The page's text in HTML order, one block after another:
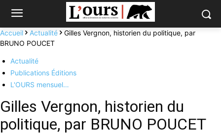
Accueil Actualité
Gilles Vergnon, historien du politique, par
BRUNO POUCET
Actualité
Publications Éditions
L'OURS mensuel…
Gilles Vergnon, historien du
politique, par BRUNO POUCET